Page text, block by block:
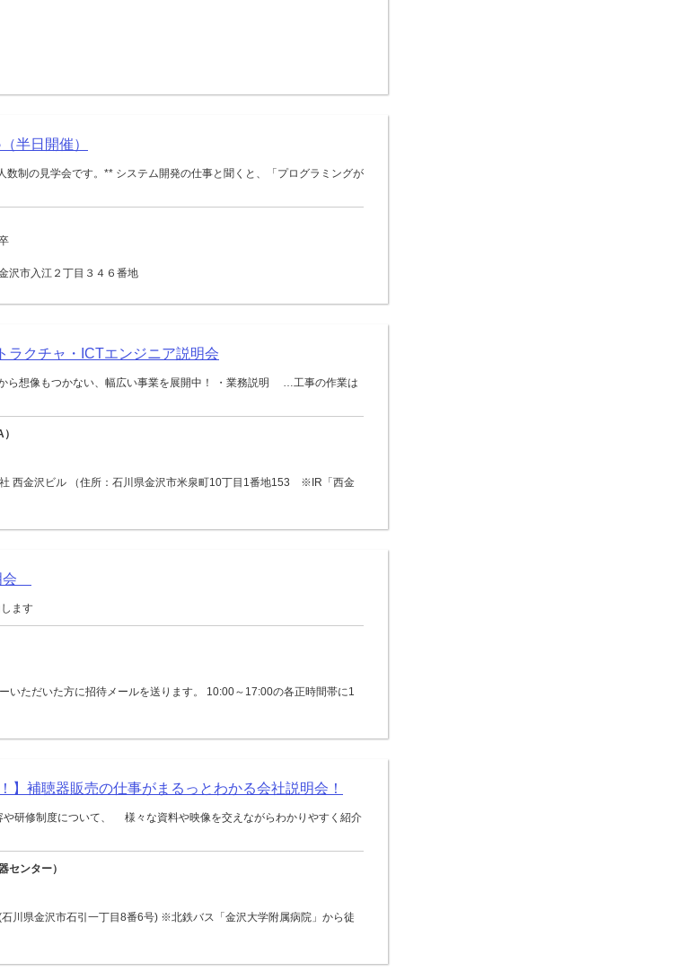
半日開催）
制の見学会です。** システム開発の仕事と聞くと、「プログラミングが
沢市入江２丁目３４６番地
ラクチャ・ICTエンジニア説明会
ら想像もつかない、幅広い事業を展開中！ ・業務説明 …工事の作業は
西金沢ビル （住所：石川県金沢市米泉町10丁目1番地153 ※IR「西金
会
ます
いただいた方に招待メールを送ります。 10:00～17:00の各正時間帯に1
】補聴器販売の仕事がまるっとわかる会社説明会！
研修制度について、 様々な資料や映像を交えながらわかりやすく紹介
センター）
川県金沢市石引一丁目8番6号) ※北鉄バス「金沢大学附属病院」から徒